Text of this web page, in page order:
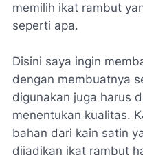
memilih ikat rambut
seperti apa.
Disini saya ingin
dengan membuatnya
digunakan juga harus
menentukan kualitas.
bahan dari kain satin
dijadikan ikat rambut